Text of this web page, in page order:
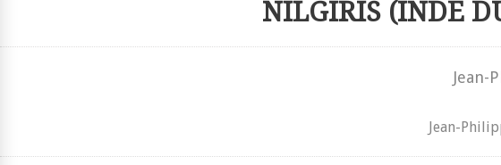
NILGIRIS (INDE
Jean-
Jean-